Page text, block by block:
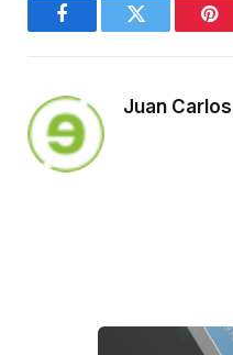
FacebookTwitter
Juan